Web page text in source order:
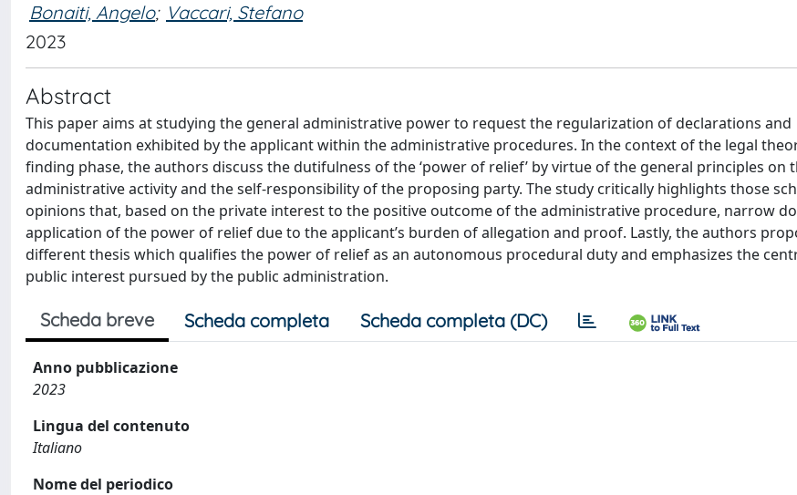
Bonaiti, Angelo; Vaccari, Stefano
2023
Abstract
This paper aims at studying the general administrative power to request the regularization of declarations and
documentation exhibited by the applicant within the administrative procedures. In the context of the legal
finding phase, the authors discuss the dutifulness of the ‘power of relief’ by virtue of the general principles on
administrative activity and the self-responsibility of the proposing party. The study critically highlights those
opinions that, based on the private interest to the positive outcome of the administrative procedure, narrow
application of the power of relief due to the applicant’s burden of allegation and proof. Lastly, the authors
different thesis which qualifies the power of relief as an autonomous procedural duty and emphasizes the
public interest pursued by the public administration.
Scheda breve Scheda completa Scheda completa (DC)
Anno pubblicazione
2023
Lingua del contenuto
Italiano
Nome del periodico